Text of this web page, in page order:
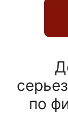
по